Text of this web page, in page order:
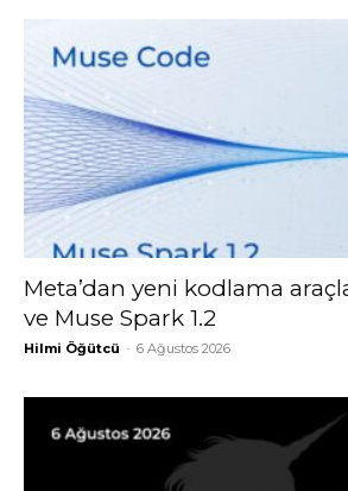
Meta’dan yeni kodlama
ve Muse Spark 1.2
Hilmi Öğütcü - 6 Ağustos 2026